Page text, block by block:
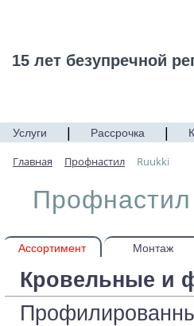
15 лет безупречной
Услуги Рассрочка
Главная Профнастил Ruukki
Ассортимент Монтаж
Кровельные и